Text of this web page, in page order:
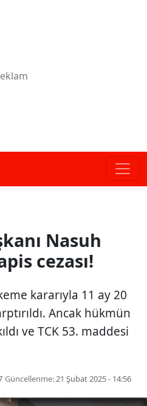
Nasuh
cezası!
kararıyla 11 ay 20
Ancak hükmün
ve TCK 53. maddesi
Güncellenme:21 Şubat 2025 - 14:56